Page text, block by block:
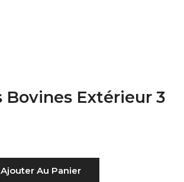
Bovines Extérieur 3
Ajouter Au Panier